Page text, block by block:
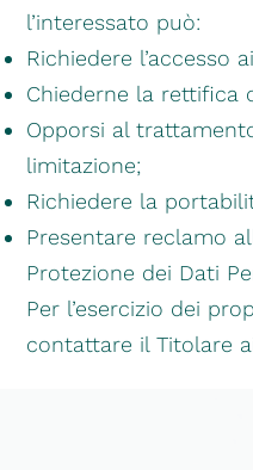
l’interessato può:
Richiedere l’accesso
Chiederne la rettifica
Opporsi al
limitazione;
Richiedere la
Presentare reclamo
Protezione dei Dati
Per l’esercizio dei
contattare il Titolare